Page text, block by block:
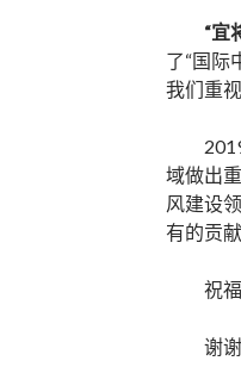
“宜
了“国际
我们重
域做出
风建设
有的贡献
祝
谢